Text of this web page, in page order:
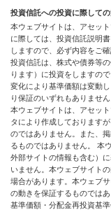
投資信託への投資に際して
本ウェブサイトは、アセッ
に際しては、投資信託説明
しますので、必ず内容をご
投資信託は、株式や債券等
ります）に投資をしますの
変化により基準価額は変動
り保証のいずれもありません
本ウェブサイトは、アセッ
タにより作成しております
のではありません。また、
るものではありません。 本
外部サイトの情報も含む）
いません。本ウェブサイト
場合があります。本ウェブ
の動きを保証するものではあ
基準価額・分配金再投資基